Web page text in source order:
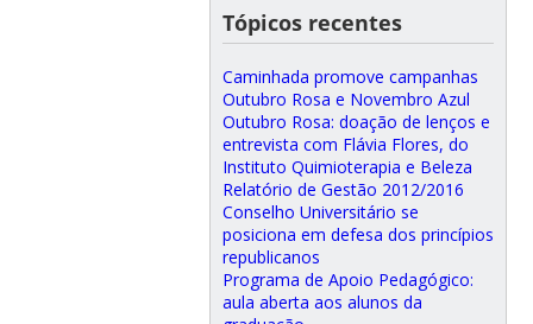
Tópicos recentes
Caminhada promove campanhas
Outubro Rosa e Novembro Azul
Outubro Rosa: doação de lenços e
entrevista com Flávia Flores, do
Instituto Quimioterapia e Beleza
Relatório de Gestão 2012/2016
Conselho Universitário se
posiciona em defesa dos princípios
republicanos
Programa de Apoio Pedagógico:
aula aberta aos alunos da